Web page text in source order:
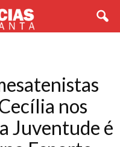
nos
Juventude é